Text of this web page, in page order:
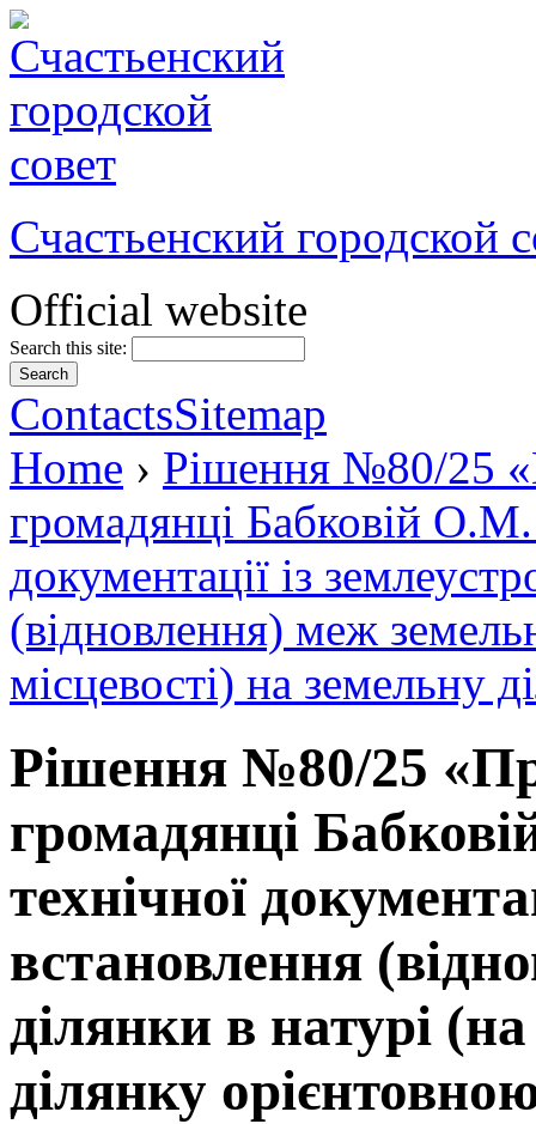
Счастьенский городской
Official website
Search this site:
ContactsSitemap
Home › Рішення №80/25
громадянці Бабковій О.М.
документації із
(відновлення) меж
місцевості) на земельну
Рішення №80/25
громадянці
технічної
встановлення
ділянки в натурі
ділянку